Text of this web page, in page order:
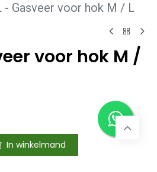
- Gasveer voor hok M / L
voor hok M /
In winkelmand